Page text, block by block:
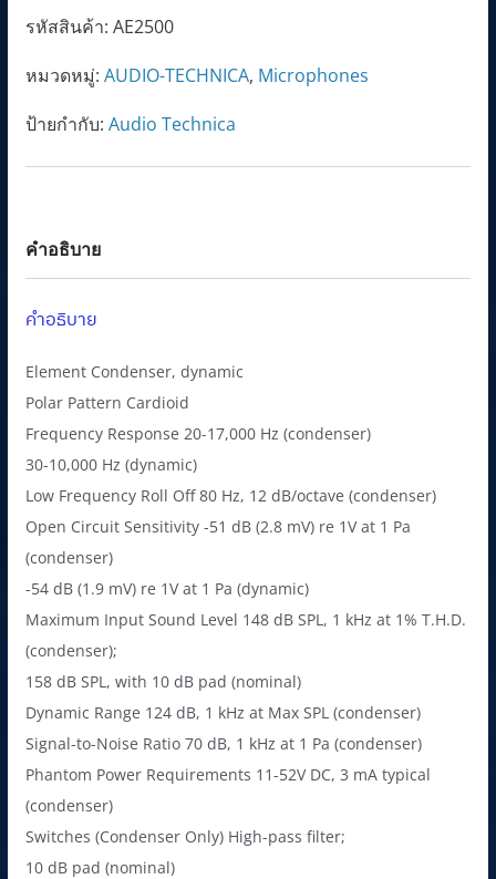
,
0
0
.
9
0
.
Cardioid
Microphone
รหัสสินค้า: AE2500
หมวดหมู่: AUDIO-TECHNICA, Microphones
ป้ายกำกับ: Audio Technica
คำอธิบาย
คำอธิบาย
Element Condenser, dynamic
Polar Pattern Cardioid
Frequency Response 20-17,000 Hz (condenser)
30-10,000 Hz (dynamic)
Low Frequency Roll Off 80 Hz, 12 dB/octave (condenser)
Open Circuit Sensitivity -51 dB (2.8 mV) re 1V at 1 Pa
(condenser)
-54 dB (1.9 mV) re 1V at 1 Pa (dynamic)
Maximum Input Sound Level 148 dB SPL, 1 kHz at 1% T.H.D.
(condenser);
158 dB SPL, with 10 dB pad (nominal)
Dynamic Range 124 dB, 1 kHz at Max SPL (condenser)
Signal-to-Noise Ratio 70 dB, 1 kHz at 1 Pa (condenser)
Phantom Power Requirements 11-52V DC, 3 mA typical
(condenser)
Switches (Condenser Only) High-pass filter;
10 dB pad (nominal)